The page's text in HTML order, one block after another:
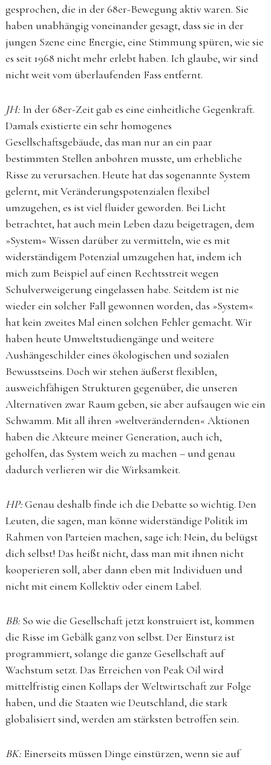
gesprochen, die in der 68er-Bewegung aktiv waren. Sie
haben unabhängig voneinander gesagt, dass sie in der
jungen Szene eine Energie, eine Stimmung spüren, wie sie
es seit 1968 nicht mehr erlebt haben. Ich glaube, wir sind
nicht weit vom überlaufenden Fass entfernt.
JH:In der 68er-Zeit gab es eine einheitliche Gegenkraft.
Damals existierte ein sehr homogenes
Gesellschaftsgebäude, das man nur an ein paar
bestimmten Stellen anbohren musste, um erhebliche
Risse zu verursachen. Heute hat das sogenannte System
gelernt, mit Veränderungspotenzialen flexibel
umzugehen, es ist viel fluider geworden. Bei Licht
betrachtet, hat auch mein Leben dazu beigetragen, dem
»System« Wissen darüber zu vermitteln, wie es mit
widerständigem Potenzial umzugehen hat, indem ich
mich zum Beispiel auf einen Rechtsstreit wegen
Schulverweigerung eingelassen habe. Seitdem ist nie
wieder ein solcher Fall gewonnen worden, das »System«
hat kein zweites Mal einen solchen Fehler gemacht. Wir
haben heute Umweltstudiengänge und weitere
Aushängeschilder eines ökologischen und sozialen
Bewusstseins. Doch wir stehen äußerst flexiblen,
ausweichfähigen Strukturen gegenüber, die unseren
Alternativen zwar Raum geben, sie aber aufsaugen wie ein
Schwamm. Mit all ihren »weltverändernden« Aktionen
haben die Akteure meiner Generation, auch ich,
geholfen, das System weich zu machen – und genau
dadurch verlieren wir die Wirksamkeit.
HP:Genau deshalb finde ich die Debatte so wichtig. Den
Leuten, die sagen, man könne widerständige Politik im
Rahmen von Parteien machen, sage ich: Nein, du belügst
dich selbst! Das heißt nicht, dass man mit ihnen nicht
kooperieren soll, aber dann eben mit Individuen und
nicht mit einem Kollektiv oder einem Label.
BB:So wie die Gesellschaft jetzt konstruiert ist, kommen
die Risse im Gebälk ganz von selbst. Der Einsturz ist
programmiert, solange die ganze Gesellschaft auf
Wachstum setzt. Das Erreichen von Peak Oil wird
mittelfristig einen Kollaps der Weltwirtschaft zur Folge
haben, und die Staaten wie Deutschland, die stark
globalisiert sind, werden am stärksten betroffen sein.
BK:Einerseits müssen Dinge einstürzen, wenn sie auf